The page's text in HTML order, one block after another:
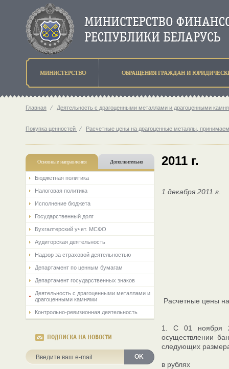
МИНИСТЕРСТВО ОБРАЩЕНИЯ ГРАЖДАН И
Главная ⁄ Деятельность с драгоценными металлами и драгоценными
Покупка ценностей ⁄ Расчетные цены на драгоценные металлы,
Основные направления Дополнительно
Бюджетная политика
Налоговая политика
Исполнение бюджета
Государственный долг
Бухгалтерский учет. МСФО
Аудиторская деятельность
Надзор за страховой деятельностью
Департамент по ценным бумагам
Департамент государственных знаков
Деятельность с драгоценными металлами и
драгоценными камнями
Контрольно-ревизионная деятельность
ПОДПИСКА НА НОВОСТИ
OK
2011 г.
1 декабря 2011 г.
Расчетные цены
1. С 01 ноября
осуществлении
следующих
в рублях